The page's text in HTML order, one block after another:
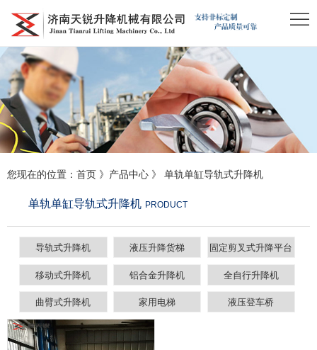
您现在的位置： 首页 》 产品中心 》 单轨单缸导轨式升降机
单轨单缸导轨式升降机 PRODUCT
导轨式升降机 液压升降货梯 固定剪叉式升降平台
移动式升降机 铝合金升降机 全自行升降机
曲臂式升降机 家用电梯 液压登车桥